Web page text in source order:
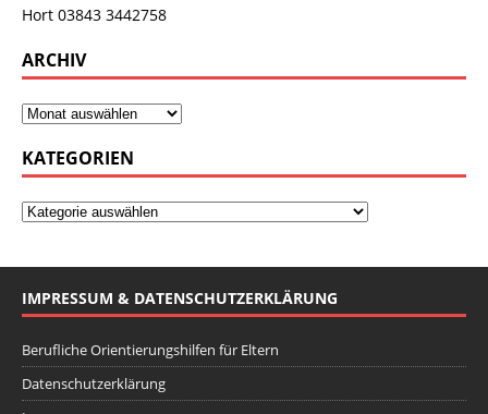
Hort 03843 3442758
ARCHIV
KATEGORIEN
IMPRESSUM & DATENSCHUTZERKLÄRUNG
Berufliche Orientierungshilfen für Eltern
Datenschutzerklärung